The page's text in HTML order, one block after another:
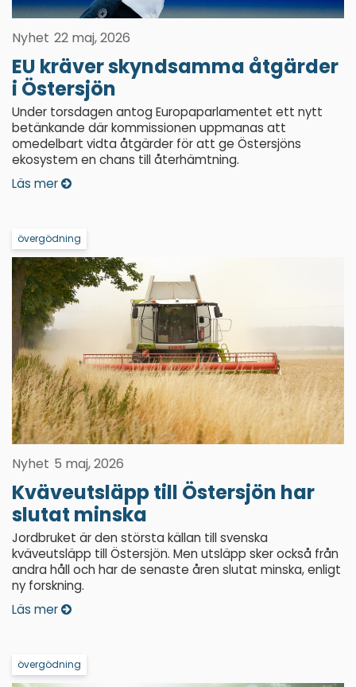
Nyhet 22 maj, 2026
EU kräver skyndsamma åtgärder
i Östersjön
Under torsdagen antog Europaparlamentet ett nytt
betänkande där kommissionen uppmanas att
omedelbart vidta åtgärder för att ge Östersjöns
ekosystem en chans till återhämtning.
Läs mer
övergödning
Nyhet 5 maj, 2026
Kväveutsläpp till Östersjön har
slutat minska
Jordbruket är den största källan till svenska
kväveutsläpp till Östersjön. Men utsläpp sker också från
andra håll och har de senaste åren slutat minska, enligt
ny forskning.
Läs mer
övergödning